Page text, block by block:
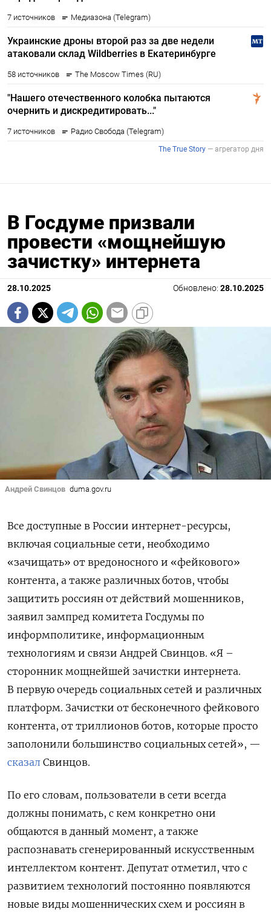
В Госдуме призвали
провести «мощнейшую
зачистку» интернета
28.10.2025 Обновлено: 28.10.2025
Андрей Свинцов duma.gov.ru
Все доступные в России интернет-ресурсы,
включая социальные сети, необходимо
«зачищать» от вредоносного и «фейкового»
контента, а также различных ботов, чтобы
защитить россиян от действий мошенников,
заявил зампред комитета Госдумы по
информполитике, информационным
технологиям и связи Андрей Свинцов. «Я –
сторонник мощнейшей зачистки интернета.
В первую очередь социальных сетей и различных
платформ. Зачистки от бесконечного фейкового
контента, от триллионов ботов, которые просто
заполонили большинство социальных сетей», —
сказал Свинцов.
По его словам, пользователи в сети всегда
должны понимать, с кем конкретно они
общаются в данный момент, а также
распознавать сгенерированный искусственным
интеллектом контент. Депутат отметил, что с
развитием технологий постоянно появляются
новые виды мошеннических схем и россиян в